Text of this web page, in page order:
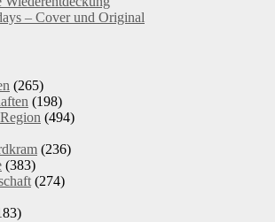
– Cover und Original
(265)
(198)
(494)
(236)
(383)
(274)